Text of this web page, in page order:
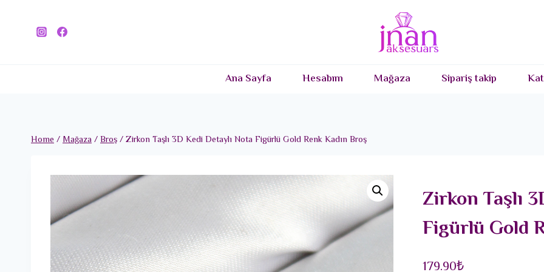
Ana Sayfa Hesabım Mağaza Sipariş takip
Home/Mağaza/Broş/Zirkon Taşlı 3D Kedi Detaylı Nota Figürlü Gold Renk Kadın Broş
Zirkon Taşlı
Figürlü Gold
179.90₺